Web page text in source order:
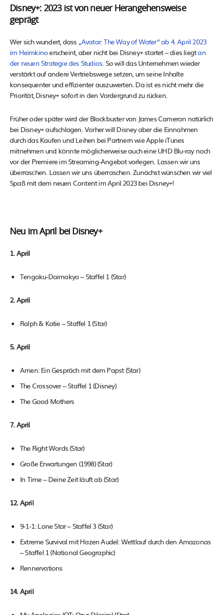
Disney+: 2023 ist von neuer Herangehensweise
geprägt
Wer sich wundert, dass „Avatar: The Way of Water“ ab 4. April 2023
im Heimkinoerscheint, aber nicht bei Disney+ startet – dies liegtan
der neuen Strategie des Studios. So will das Unternehmen wieder
verstärkt auf andere Vertriebswege setzen, um seine Inhalte
konsequenter und effizienter auszuwerten. Da ist es nicht mehr die
Priorität, Disney+ sofort in den Vordergrund zu rücken.
Früher oder später wird der Blockbuster von James Cameron natürlich
bei Disney+ aufschlagen. Vorher will Disney aber die Einnahmen
durch das Kaufen und Leihen bei Partnern wie Apple iTunes
mitnehmen und könnte möglicherweise auch eine UHD Blu-ray noch
vor der Premiere im Streaming-Angebot vorlegen. Lassen wir uns
überraschen. Lassen wir uns überraschen. Zunächst wünschen wir viel
Spaß mit dem neuen Content im April 2023 bei Disney+!
Neu im April bei Disney+
1. April
Tengoku-Daimakyo – Staffel 1 (Star)
2. April
Ralph & Katie – Staffel 1 (Star)
5. April
Amen: Ein Gespräch mit dem Papst (Star)
The Crossover – Staffel 1 (Disney)
The Good Mothers
7. April
The Right Words (Star)
Große Erwartungen (1998) (Star)
In Time – Deine Zeit läuft ab (Star)
12. April
9-1-1: Lone Star – Staffel 3 (Star)
Extreme Survival mit Hazen Audel: Wettlauf durch den Amazonas
– Staffel 1 (National Geographic)
Rennervations
14. April